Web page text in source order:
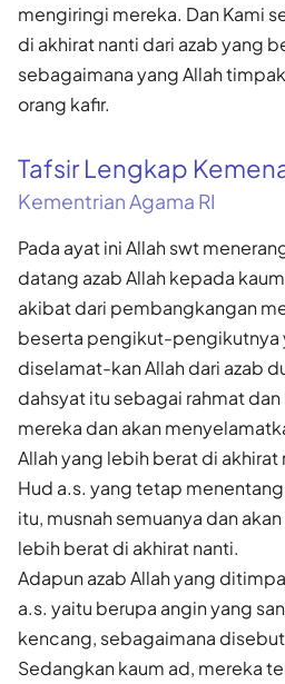
mengiringi mereka. Dan Kami
di akhirat nanti dari azab yang
sebagaimana yang Allah
orang kafir.
Tafsir Lengkap
Kementrian Agama RI
Pada ayat ini Allah swt
datang azab Allah kepada
akibat dari pembangkangan
beserta pengikut-pengikutnya
diselamat-kan Allah dari azab
dahsyat itu sebagai rahmat
mereka dan akan
Allah yang lebih berat di akhirat
Hud a.s. yang tetap
itu, musnah semuanya dan
lebih berat di akhirat nanti.
Adapun azab Allah yang
a.s. yaitu berupa angin yang
kencang, sebagaimana
Sedangkan kaum ad, mereka